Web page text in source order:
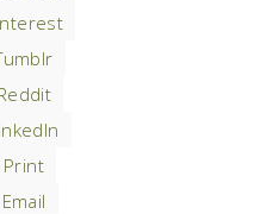
Print
Email